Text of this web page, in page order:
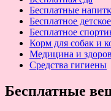
Бесплатные
Бесплатное
Бесплатное
Корм для собак и
Медицина и
Средства гигиены
Бесплатные